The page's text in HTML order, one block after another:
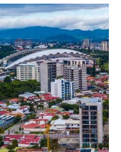
deze prachtige reis.